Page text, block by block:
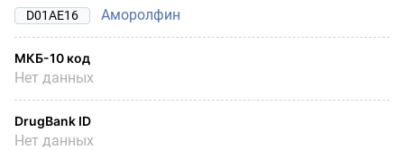
D01AE16 Аморолфин
МКБ-10 код
Нет данных
DrugBank ID
Нет данных